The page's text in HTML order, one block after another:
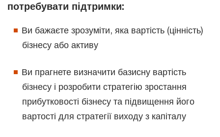
потребувати підтримки:
Ви бажаєте зрозуміти, яка вартість (цінність)
бізнесу або активу
Ви прагнете визначити базисну вартість
бізнесу і розробити стратегію зростання
прибутковості бізнесу та підвищення його
вартості для стратегії виходу з капіталу